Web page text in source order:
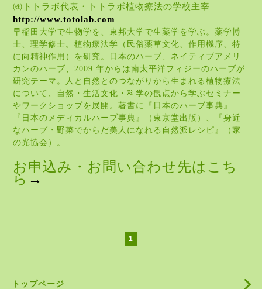
㈱ トトラボ代表・トトラボ植物療法の学校主宰
http://www.totolab.com
早稲田大学で生物学を、東邦大学で生薬学を学ぶ。薬学博
士、理学修士。植物療法学（民俗薬草文化、作用機序、特
に向精神作用）を研究。日本のハーブ、ネイティブアメリ
カンのハーブ、 2009 年からは南太平洋フィジーのハーブが
研究テーマ。人と自然とのつながりから生まれる植物療法
について、自然・生活文化・科学の観点から学ぶセミナー
やワークショップを展開。著書に『日本のハーブ事典』
『日本のメディカルハーブ事典』（東京堂出版）、『身近
なハーブ・野菜でからだ美人になれる自然派レシピ』（家
の光協会）。
お申込み・お問い合わせ先はこち
ら →
1
トップページ